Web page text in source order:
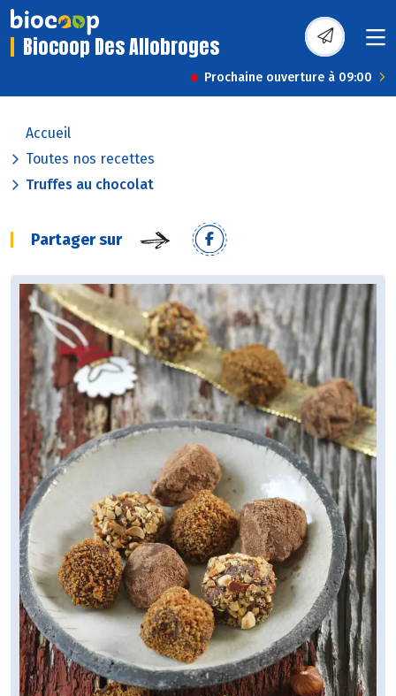
Biocoop Des Allobroges
Prochaine ouverture à 09:00
Accueil
Toutes nos recettes
Truffes au chocolat
Partager sur